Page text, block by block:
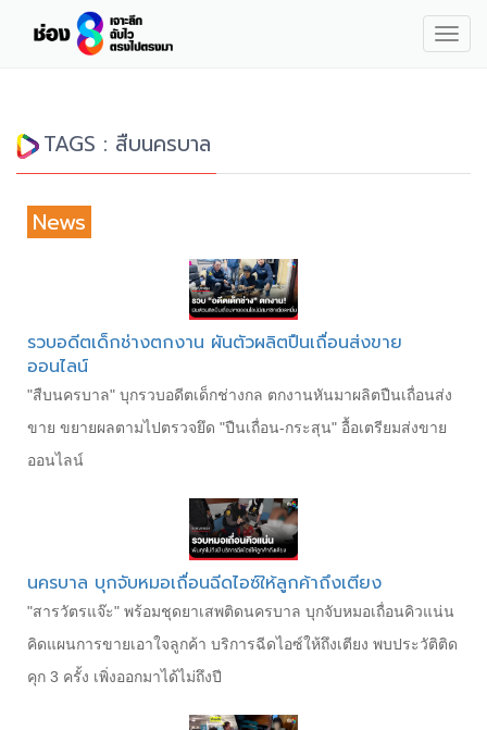
TAGS : สืบนครบาล
News
รวบอดีตเด็กช่างตกงาน ผันตัวผลิตปืนเถื่อนส่งขาย
ออนไลน์
"สืบนครบาล" บุกรวบอดีตเด็กช่างกล ตกงานหันมาผลิตปืนเถื่อนส่ง
ขาย ขยายผลตามไปตรวจยึด "ปืนเถื่อน-กระสุน" อื้อเตรียมส่งขาย
ออนไลน์
นครบาล บุกจับหมอเถื่อนฉีดไอซ์ให้ลูกค้าถึงเตียง
"สารวัตรแจ๊ะ" พร้อมชุดยาเสพติดนครบาล บุกจับหมอเถื่อนคิวแน่น
คิดแผนการขายเอาใจลูกค้า บริการฉีดไอซ์ให้ถึงเตียง พบประวัติติด
คุก 3 ครั้ง เพิ่งออกมาได้ไม่ถึงปี